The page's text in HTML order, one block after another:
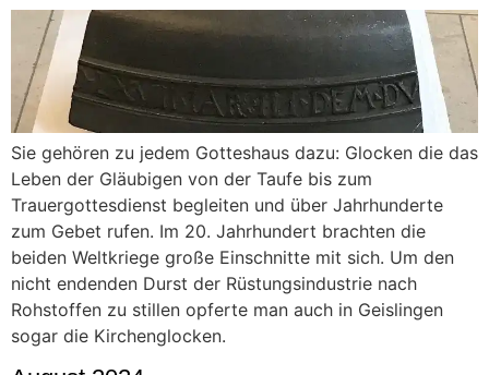
Sie gehören zu jedem Gotteshaus dazu: Glocken die das
Leben der Gläubigen von der Taufe bis zum
Trauergottesdienst begleiten und über Jahrhunderte
zum Gebet rufen. Im 20. Jahrhundert brachten die
beiden Weltkriege große Einschnitte mit sich. Um den
nicht endenden Durst der Rüstungsindustrie nach
Rohstoffen zu stillen opferte man auch in Geislingen
sogar die Kirchenglocken.